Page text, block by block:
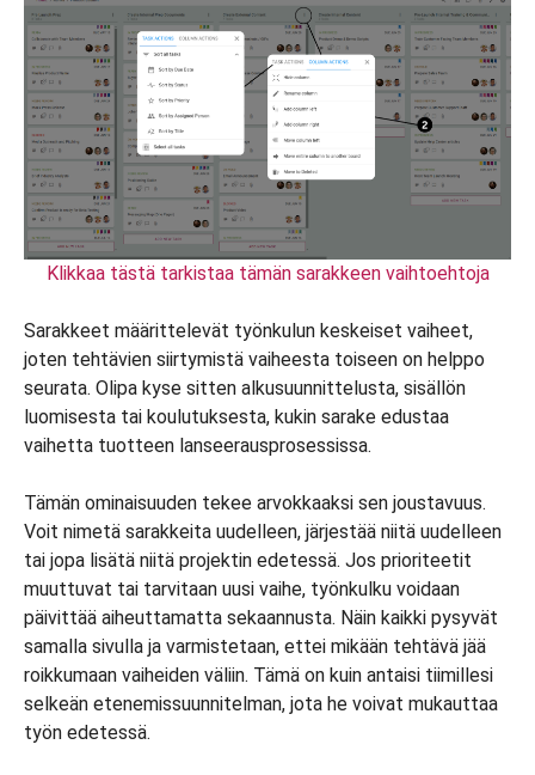
Klikkaa tästä tarkistaa tämän sarakkeen vaihtoehtoja
Sarakkeet määrittelevät työnkulun keskeiset vaiheet,
joten tehtävien siirtymistä vaiheesta toiseen on helppo
seurata. Olipa kyse sitten alkusuunnittelusta, sisällön
luomisesta tai koulutuksesta, kukin sarake edustaa
vaihetta tuotteen lanseerausprosessissa.
Tämän ominaisuuden tekee arvokkaaksi sen joustavuus.
Voit nimetä sarakkeita uudelleen, järjestää niitä uudelleen
tai jopa lisätä niitä projektin edetessä. Jos prioriteetit
muuttuvat tai tarvitaan uusi vaihe, työnkulku voidaan
päivittää aiheuttamatta sekaannusta. Näin kaikki pysyvät
samalla sivulla ja varmistetaan, ettei mikään tehtävä jää
roikkumaan vaiheiden väliin. Tämä on kuin antaisi tiimillesi
selkeän etenemissuunnitelman, jota he voivat mukauttaa
työn edetessä.